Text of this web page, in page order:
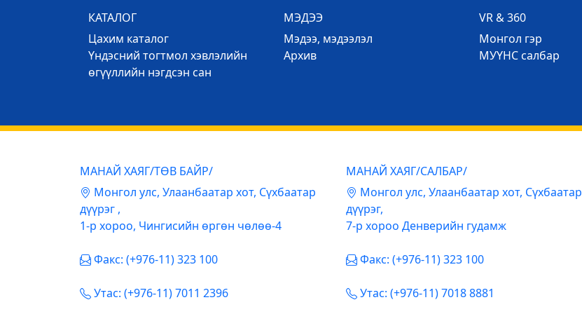
КАТАЛОГ
Цахим каталог
Үндэсний тогтмол хэвлэлийн
өгүүллийн нэгдсэн сан
МЭДЭЭ
Mэдээ, мэдээлэл
Архив
VR & 360
Mонгол гэр
МУҮНС салбар
МАНАЙ ХАЯГ/ТӨВ БАЙР/
Mонгол улс, Улаанбаатар хот, Сүхбаатар
дүүрэг ,
1-р хороо, Чингисийн өргөн чөлөө-4
Факс: (+976-11) 323 100
Утас: (+976-11) 7011 2396
МАНАЙ ХАЯГ/САЛБАР/
Mонгол улс, Улаанбаатар хот, Сүхбаатар
дүүрэг,
7-р хороо Денверийн гудамж
Факс: (+976-11) 323 100
Утас: (+976-11) 7018 8881